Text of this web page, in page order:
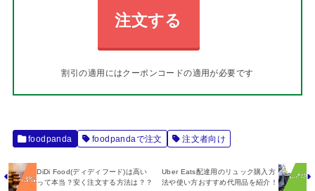
注文する
割引の適用にはクーポンコードの適用が必要です
foodpanda foodpandaで注文 注文者向け
DiDi Food(ディディフード)は高い
って本当？安く注文する方法は？？
Uber Eats配達用のリュック購入方
法や使い方おすすめ代用品を紹介！